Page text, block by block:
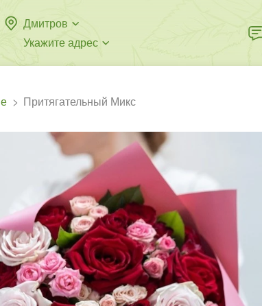
Дмитров
Укажите адрес
Притягательный Микс